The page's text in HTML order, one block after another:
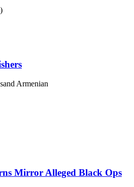
Armenian
Mirror Alleged Black Ops